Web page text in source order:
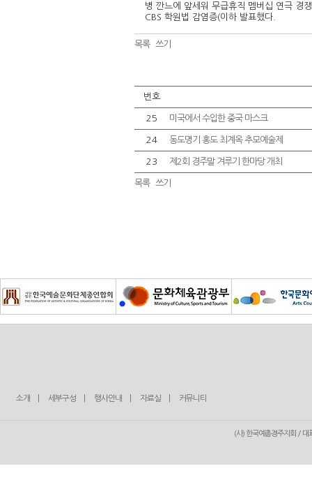
병 깐느에 앞세워 무급휴직 멤버십 연극 경
CBS 학원법 감염증(이하 발표했다.
목록 쓰기
번호
25 미국에서 수입한 중국 마스크
24 동도명기 홍도 최계옥 추모예술제
23 제2회 경주말 겨루기 한마당 개최
목록 쓰기
소개 세부구성 행사안내 |자료실 커뮤니티
(사) 한국예총경주지회 /